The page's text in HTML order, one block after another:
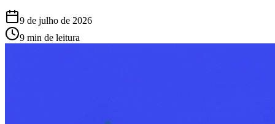
9 de julho de 2026
9 min de leitura